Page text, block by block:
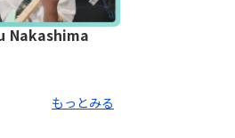
Nakashima
もっとみる